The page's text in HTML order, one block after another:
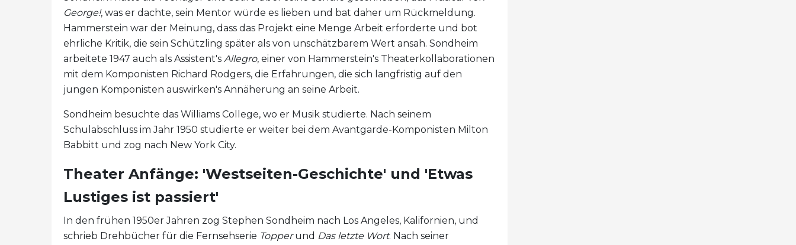
George!, was er dachte, sein Mentor würde es lieben und bat daher um Rückmeldung.
Hammerstein war der Meinung, dass das Projekt eine Menge Arbeit erforderte und bot
ehrliche Kritik, die sein Schützling später als von unschätzbarem Wert ansah. Sondheim
arbeitete 1947 auch als Assistent's Allegro, einer von Hammerstein's Theaterkollaborationen
mit dem Komponisten Richard Rodgers, die Erfahrungen, die sich langfristig auf den
jungen Komponisten auswirken's Annäherung an seine Arbeit.
Sondheim besuchte das Williams College, wo er Musik studierte. Nach seinem
Schulabschluss im Jahr 1950 studierte er weiter bei dem Avantgarde-Komponisten Milton
Babbitt und zog nach New York City.
Theater Anfänge: 'Westseiten-Geschichte' und 'Etwas
Lustiges ist passiert'
In den frühen 1950er Jahren zog Stephen Sondheim nach Los Angeles, Kalifornien, und
schrieb Drehbücher für die Fernsehserie Topperund Das letzte Wort. Nach seiner